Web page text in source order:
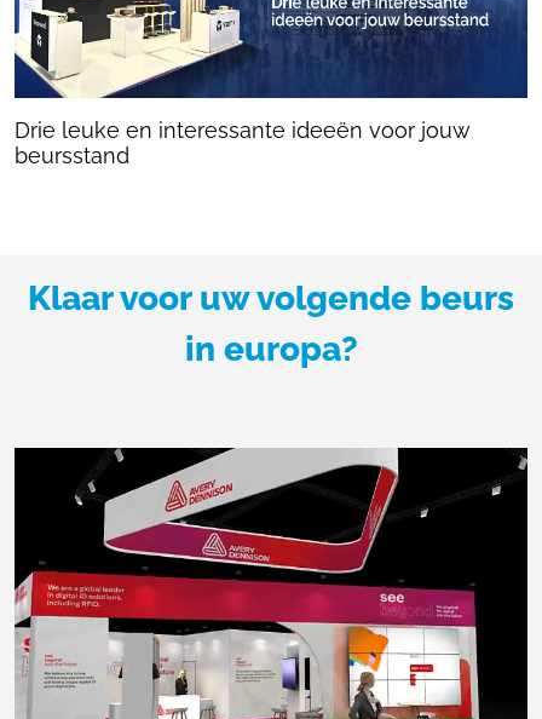
Drie leuke en interessante ideeën voor jouw
beursstand
Klaar voor uw volgende beurs
in europa?